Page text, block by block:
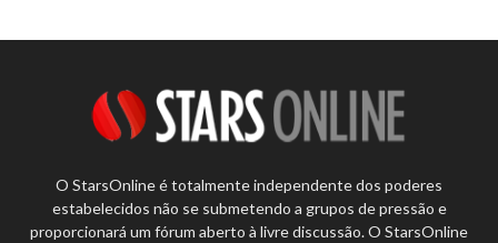
O StarsOnline é totalmente independente dos poderes
estabelecidos não se submetendo a grupos de pressão e
proporcionará um fórum aberto à livre discussão. O StarsOnline